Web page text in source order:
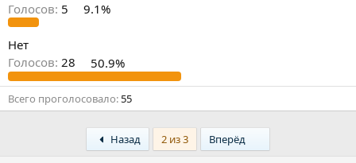
Голосов: 5 9.1%
Нет
Голосов: 28 50.9%
Всего проголосовало 55
Назад 2 из 3 Вперёд